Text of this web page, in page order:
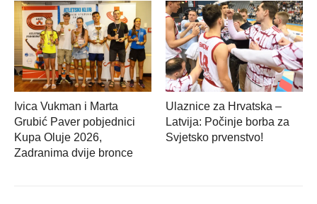
Ivica Vukman i Marta
Grubić Paver pobjednici
Kupa Oluje 2026,
Zadranima dvije bronce
Ulaznice za Hrvatska –
Latvija: Počinje borba za
Svjetsko prvenstvo!